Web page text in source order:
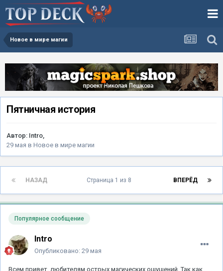
Новое в мире магии
Пятничная история
Автор: Intro,
29 мая в Новое в мире магии
НАЗАД ВПЕРЁД
Страница 1 из 8
Популярное сообщение
Intro
Опубликовано: 29 мая
Всем привет, любителям острых магических ощущений. Так как